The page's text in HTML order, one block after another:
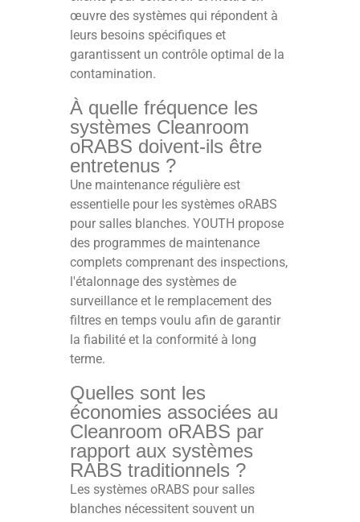
œuvre des systèmes qui répondent à
leurs besoins spécifiques et
garantissent un contrôle optimal de la
contamination.
À quelle fréquence les
systèmes Cleanroom
oRABS doivent-ils être
entretenus ?
Une maintenance régulière est
essentielle pour les systèmes oRABS
pour salles blanches. YOUTH propose
des programmes de maintenance
complets comprenant des inspections,
l'étalonnage des systèmes de
surveillance et le remplacement des
filtres en temps voulu afin de garantir
la fiabilité et la conformité à long
terme.
Quelles sont les
économies associées au
Cleanroom oRABS par
rapport aux systèmes
RABS traditionnels ?
Les systèmes oRABS pour salles
blanches nécessitent souvent un